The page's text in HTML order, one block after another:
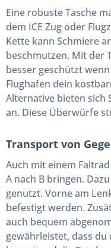
Eine robuste Tasche
dem ICE Zug oder
Kette kann Schmiere
beschmutzen. Mit der
besser geschützt
Flughafen dein
Alternative bieten sich
an. Diese Überwürfe
Transport von
Auch mit einem
A nach B bringen.
genutzt. Vorne am
befestigt werden.
auch bequem
gewährleistet, dass du